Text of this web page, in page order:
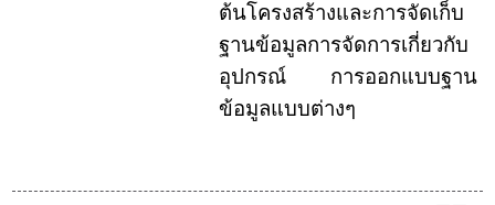
ต้นโครงสร้างและการจัดเก็บ
ฐานข้อมูลการจัดการเกี่ยวกับ
อุปกรณ์ การออกแบบฐาน
ข้อมูลแบบต่างๆ